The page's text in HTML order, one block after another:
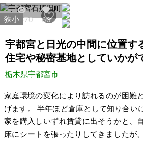
ほどを別荘管理会社へ払う必要ありま
引き込みも可能です。固定資産税は8,500円
群です。眼下に那須高原が広がり晴れ
めます。那須連山と
20470 60
狭小
宇都宮と日光の中間に位置す
住宅や秘密基地としていかが
栃木県宇都宮市
家庭環境の変化により訪れるのが困難
げます。 半年ほど倉庫として知り合いに貸しておりました。古
家を購入しいずれ賃貸に出そうかと、
床にシートを張ったりしてきましたが
ともあって思うように時間が取れず、